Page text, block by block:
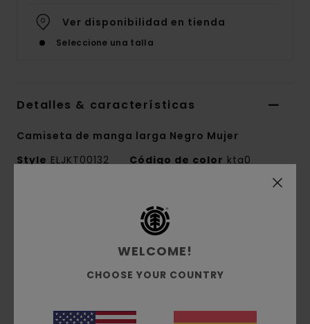
Ver disponibilidad en tienda
Seleccione una talla
Detalles & características
Camiseta de manga larga Negro Mujer
Style ELJKT00132 Código de color kta0
canalé de 95% algodón orgánico y 5%
elastano [220 g/m2]
corte crop
WELCOME!
CHOOSE YOUR COUNTRY